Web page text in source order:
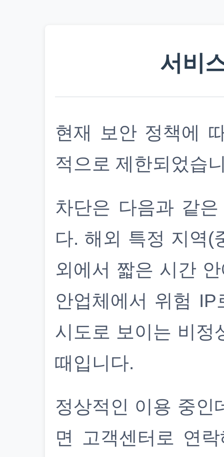
서비
현재 보안 정책에
적으로 제한되었습
차단은 다음과 같
다. 해외 특정 지역(
외에서 짧은 시간
안업체에서 위험
시도로 보이는 비정
때입니다.
정상적인 이용 중인
면 고객센터로 연